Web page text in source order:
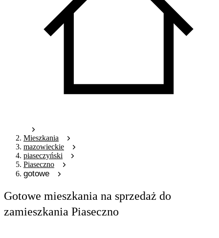
Mieszkania
mazowieckie
piaseczyński
Piaseczno
gotowe
Gotowe mieszkania na sprzedaż do
zamieszkania Piaseczno